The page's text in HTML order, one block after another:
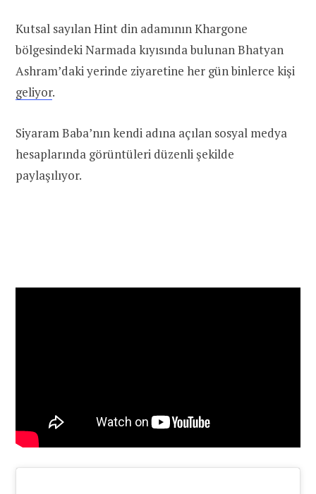
Kutsal sayılan Hint din adamının Khargone
bölgesindeki Narmada kıyısında bulunan Bhatyan
Ashram’daki yerinde ziyaretine her gün binlerce kişi
geliyor.
Siyaram Baba’nın kendi adına açılan sosyal medya
hesaplarında görüntüleri düzenli şekilde
paylaşılıyor.